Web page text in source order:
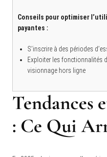
Conseils pour optimiser
payantes :
S’inscrire à des périodes
Exploiter les fonctionnalités
visionnage hors ligne
Tendances
: Ce Qui